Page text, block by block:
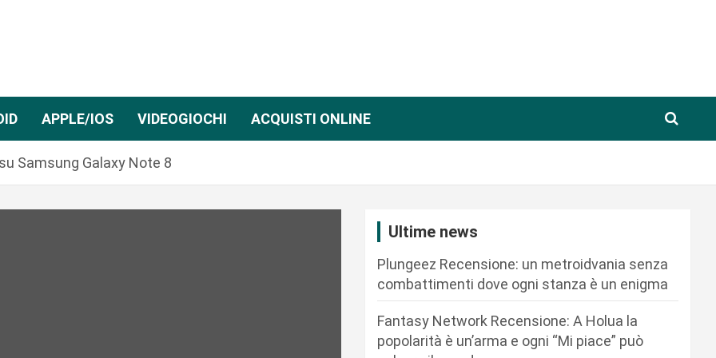
APPLE/IOS VIDEOGIOCHI ACQUISTI ONLINE
Samsung Galaxy Note 8
Ultime news
Plungeez Recensione: un metroidvania senza
combattimenti dove ogni stanza è un enigma
Fantasy Network Recensione: A Holua la
popolarità è un’arma e ogni “Mi piace” può